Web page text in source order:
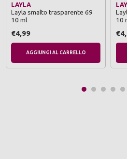
LAYLA
Layla smalto trasparente 69
10 ml
€4,99
AGGIUNGI AL CARRELLO
10